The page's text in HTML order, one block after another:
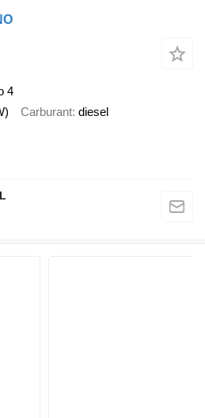
4
Carburant diesel